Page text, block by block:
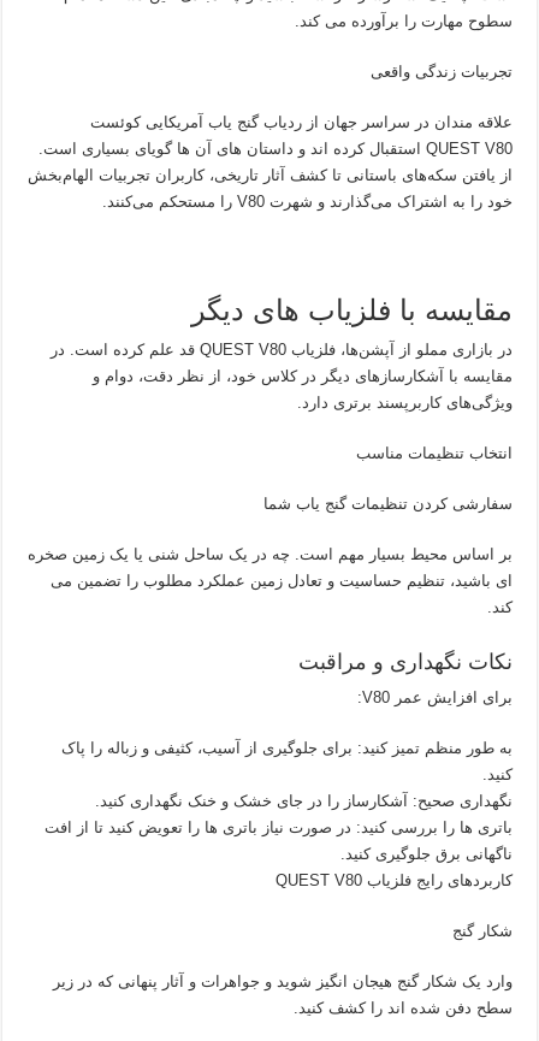
سطوح مهارت را برآورده می کند.
تجربیات زندگی واقعی
علاقه مندان در سراسر جهان از ردیاب گنج یاب آمریکایی کوئست
QUEST V80 استقبال کرده اند و داستان های آن ها گویای بسیاری است.
از یافتن سکه‌های باستانی تا کشف آثار تاریخی، کاربران تجربیات الهام‌بخش
خود را به اشتراک می‌گذارند و شهرت V80 را مستحکم می‌کنند.
مقایسه با فلزیاب های دیگر
در بازاری مملو از آپشن‌ها، فلزیاب QUEST V80 قد علم کرده است. در
مقایسه با آشکارسازهای دیگر در کلاس خود، از نظر دقت، دوام و
ویژگی‌های کاربرپسند برتری دارد.
انتخاب تنظیمات مناسب
سفارشی کردن تنظیمات گنج یاب شما
بر اساس محیط بسیار مهم است. چه در یک ساحل شنی یا یک زمین صخره
ای باشید، تنظیم حساسیت و تعادل زمین عملکرد مطلوب را تضمین می
کند.
نکات نگهداری و مراقبت
برای افزایش عمر V80:
به طور منظم تمیز کنید: برای جلوگیری از آسیب، کثیفی و زباله را پاک
کنید.
نگهداری صحیح: آشکارساز را در جای خشک و خنک نگهداری کنید.
باتری ها را بررسی کنید: در صورت نیاز باتری ها را تعویض کنید تا از افت
ناگهانی برق جلوگیری کنید.
کاربردهای رایج فلزیاب QUEST V80
شکار گنج
وارد یک شکار گنج هیجان انگیز شوید و جواهرات و آثار پنهانی که در زیر
سطح دفن شده اند را کشف کنید.